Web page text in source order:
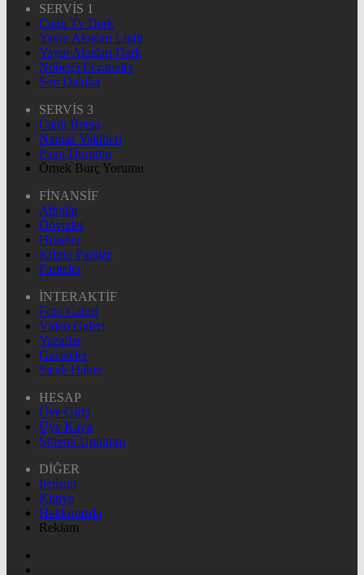
SERVİS 1
Canlı Tv Dark
Yayın Akışları Light
Yayın Akışları Dark
Nöbetçi Eczaneler
Son Dakika
SERVİS 3
Canlı Borsa
Namaz Vakitleri
Puan Durumu
Örnek Burç Yorumu
FİNANSİF
Altınlar
Dövizler
Hisseler
Kripto Paralar
Pariteler
İNTERAKTİF
Foto Galeri
Video Galeri
Yazarlar
Gazeteler
Sıcak Haber
HESAP
Üye Giriş
Üye Kayıt
Şifremi Unuttum
DİĞER
İletişim
Künye
Hakkımızda
Reklam